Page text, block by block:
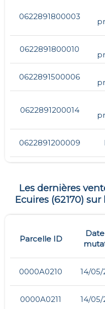
0622891800003
0622891800010
0622891500006
0622891200014
0622891200009
Les dernières
Ecuires (62170) sur
Parcelle ID
0000A0210 14/05/
0000A0211 14/05/